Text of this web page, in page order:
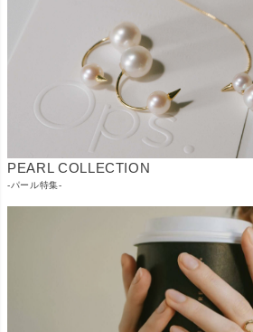
PEARL COLLECTION
-パール特集-